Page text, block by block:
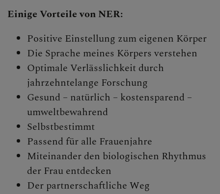
Presse und Aktuelles
Gewalt & Missbrauch
Einige Vorteile von NER:
Positive Einstellung zum eigenen Körper
Die Sprache meines Körpers verstehen
Optimale Verlässlichkeit durch
jahrzehntelange Forschung
Gesund – natürlich – kostensparend –
umweltbewahrend
Selbstbestimmt
Passend für alle Frauenjahre
Miteinander den biologischen Rhythmus
der Frau entdecken
Der partnerschaftliche Weg